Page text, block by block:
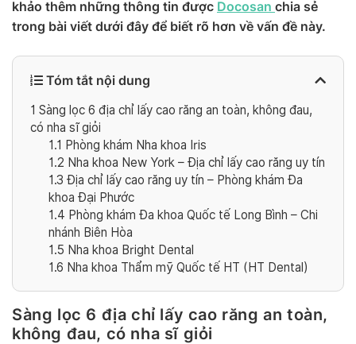
khảo thêm những thông tin được Docosan chia sẻ
trong bài viết dưới đây để biết rõ hơn về vấn đề này.
Tóm tắt nội dung
1 Sàng lọc 6 địa chỉ lấy cao răng an toàn, không đau,
có nha sĩ giỏi
1.1 Phòng khám Nha khoa Iris
1.2 Nha khoa New York – Địa chỉ lấy cao răng uy tín
1.3 Địa chỉ lấy cao răng uy tín – Phòng khám Đa
khoa Đại Phước
1.4 Phòng khám Đa khoa Quốc tế Long Bình – Chi
nhánh Biên Hòa
1.5 Nha khoa Bright Dental
1.6 Nha khoa Thẩm mỹ Quốc tế HT (HT Dental)
Sàng lọc 6 địa chỉ lấy cao răng an toàn,
không đau, có nha sĩ giỏi